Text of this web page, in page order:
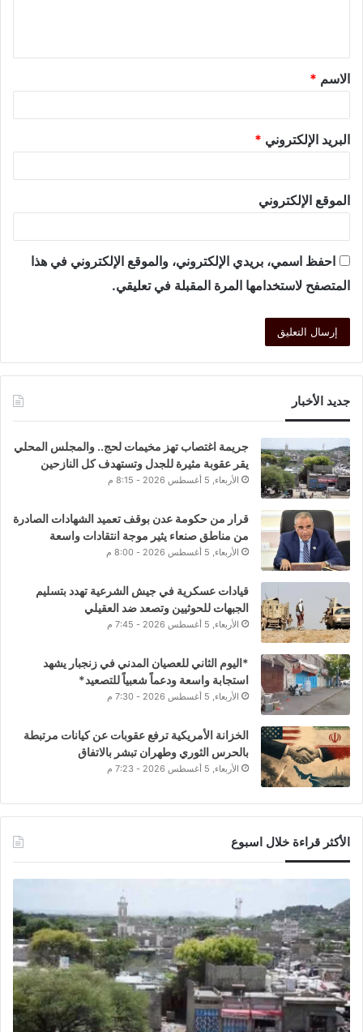
الاسم *
البريد الإلكتروني *
الموقع الإلكتروني
احفظ اسمي، بريدي الإلكتروني، والموقع الإلكتروني في هذا
المتصفح لاستخدامها المرة المقبلة في تعليقي.
جديد الأخبار
جريمة اغتصاب تهز مخيمات لحج.. والمجلس المحلي
يقر عقوبة مثيرة للجدل وتستهدف كل النازحين
الأربعاء, 5 أغسطس 2026 - 8:15 م
قرار من حكومة عدن بوقف تعميد الشهادات الصادرة
من مناطق صنعاء يثير موجة انتقادات واسعة
الأربعاء, 5 أغسطس 2026 - 8:00 م
قيادات عسكرية في جيش الشرعية تهدد بتسليم
الجبهات للحوثيين وتصعد ضد العقيلي
الأربعاء, 5 أغسطس 2026 - 7:45 م
*اليوم الثاني للعصيان المدني في زنجبار يشهد
استجابة واسعة ودعماً شعبياً للتصعيد*
الأربعاء, 5 أغسطس 2026 - 7:30 م
الخزانة الأمريكية ترفع عقوبات عن كيانات مرتبطة
بالحرس الثوري وطهران تبشر بالاتفاق
الأربعاء, 5 أغسطس 2026 - 7:23 م
الأكثر قراءة خلال اسبوع